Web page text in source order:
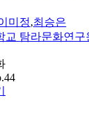
미정,최승은
교 탐라문화연구